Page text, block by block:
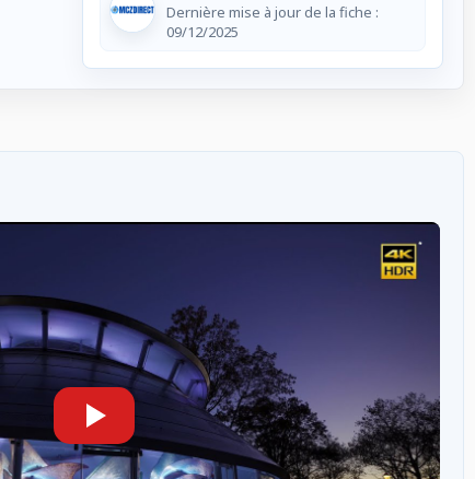
Dernière mise à jour de la fiche :
09/12/2025